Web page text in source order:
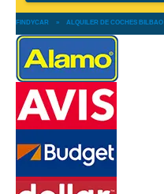
FINDYCAR » ALQUILER DE COCHES BILBAO